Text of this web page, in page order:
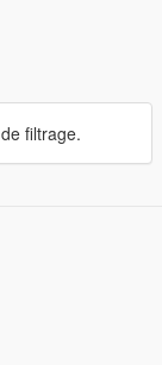
filtrage.